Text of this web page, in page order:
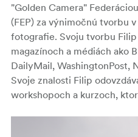
"Golden Camera"
(FEP) za výnimočnú tvorbu
fotografie. Svoju tvorbu
magazínoch a médiách ako
DailyMail, WashingtonPost,
Svoje znalosti Filip
workshopoch a kurzoch,